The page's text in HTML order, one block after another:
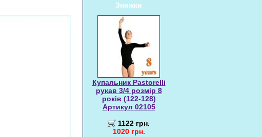
Знижки
Купальник Pastorelli
рукав 3/4 розмір 8
років (122-128)
Артикул 02105
1122 грн.
1020 грн.